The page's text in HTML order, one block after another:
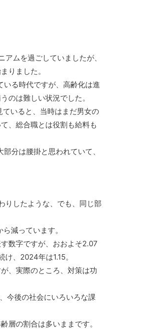
ムを過ごしていましたが、
りました。
る時代ですが、高齢化は進
のは難しい状況でした。
いると、当時はまだ男女の
、総合職とは役割も給料も
分は腰掛と思われていて、
りしたような、でも、同じ部
減っています。
数字ですが、おおよそ2.07
、2024年は1.15。
、実際のところ、対策は功
今後の社会にいろいろな課
層の割合は多いままです。